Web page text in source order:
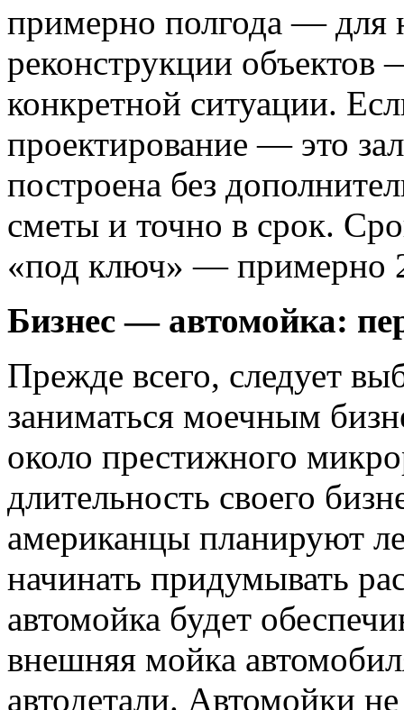
примерно полгода — для
реконструкции объектов
конкретной ситуации.
проектирование — это
построена без
сметы и точно в срок.
«под ключ» — примерно
Бизнес — автомойка:
Прежде всего, следует
заниматься моечным
около престижного
длительность своего
американцы планируют
начинать придумывать
автомойка будет
внешняя мойка
автодетали. Автомойки